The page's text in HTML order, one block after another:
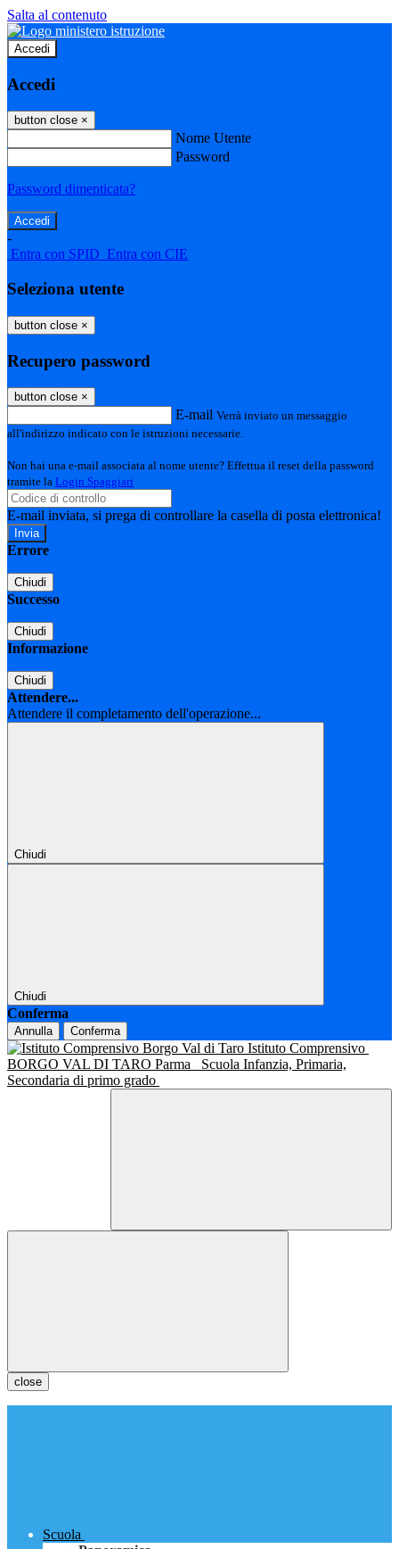
Salta al contenuto
Accedi
Accedi
button close ×
Nome Utente
Password
Password dimenticata?
-
Entra con SPID Entra con CIE
Seleziona utente
button close ×
Recupero password
button close ×
E-mail Verrà inviato un messaggio
all'indirizzo indicato con le istruzioni necessarie.
Non hai una e-mail associata al nome utente? Effettua il reset della password
tramite la Login Spaggiari
E-mail inviata, si prega di controllare la casella di posta elettronica!
Errore
Chiudi
Successo
Chiudi
Informazione
Chiudi
Attendere...
Attendere il completamento dell'operazione...
Chiudi
Chiudi
Conferma
Annulla Conferma
Istituto Comprensivo
BORGO VAL DI TARO Parma
Scuola Infanzia, Primaria,
Secondaria di primo grado
close
Scuola